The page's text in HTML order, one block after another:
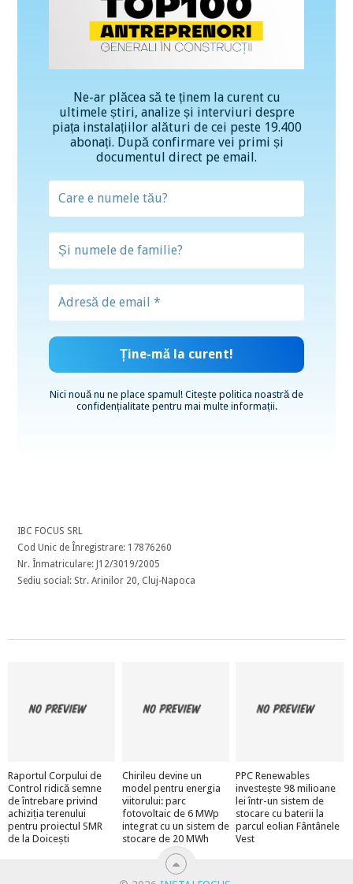
Ne-ar plăcea să te ținem la curent cu
ultimele știri, analize și interviuri despre
piața instalațiilor alături de cei peste 19.400
abonați. După confirmare vei primi și
documentul direct pe email.
Nici nouă nu ne place spamul! Citește politica noastră de
confidențialitatepentru mai multe informații.
IBC FOCUS SRL
Cod Unic de Înregistrare: 17876260
Nr. Înmatriculare: J12/3019/2005
Sediu social: Str. Arinilor 20, Cluj-Napoca
Raportul Corpului de
Control ridică semne
de întrebare privind
achiziția terenului
pentru proiectul SMR
de la Doicești
Chirileu devine un
model pentru energia
viitorului: parc
fotovoltaic de 6 MWp
integrat cu un sistem de
stocare de 20 MWh
PPC Renewables
investește 98 milioane
lei într-un sistem de
stocare cu baterii la
parcul eolian Fântânele
Vest